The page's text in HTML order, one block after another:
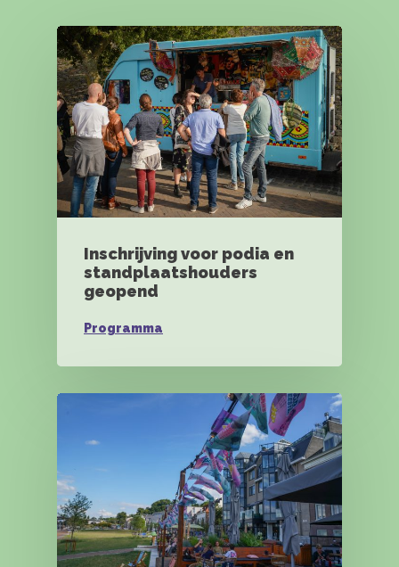
Inschrijving voor podia en
standplaatshouders
geopend
Programma